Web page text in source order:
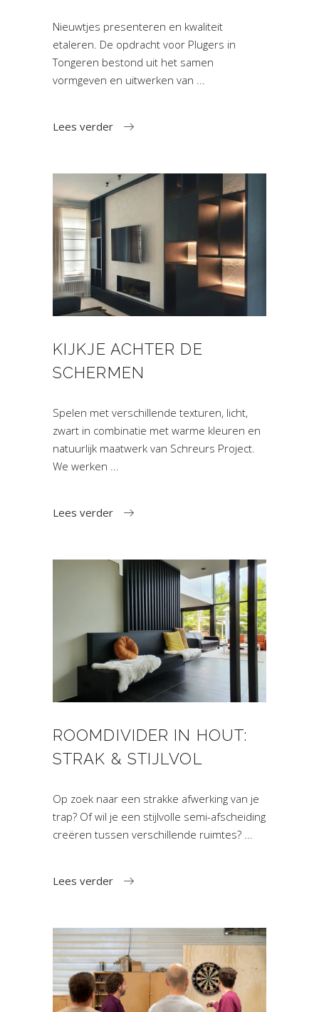
Nieuwtjes presenteren en kwaliteit
etaleren. De opdracht voor Plugers in
Tongeren bestond uit het samen
vormgeven en uitwerken van
Lees verder
KIJKJE ACHTER DE
SCHERMEN
Spelen met verschillende texturen, licht,
zwart in combinatie met warme kleuren en
natuurlijk maatwerk van Schreurs Project.
We werken
Lees verder
ROOMDIVIDER IN HOUT:
STRAK & STIJLVOL
Op zoek naar een strakke afwerking van je
trap? Of wil je een stijlvolle semi-afscheiding
creëren tussen verschillende ruimtes?
Lees verder